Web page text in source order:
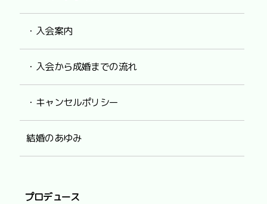
・入会案内
・入会から成婚までの流れ
・キャンセルポリシー
結婚のあゆみ
プロデュース